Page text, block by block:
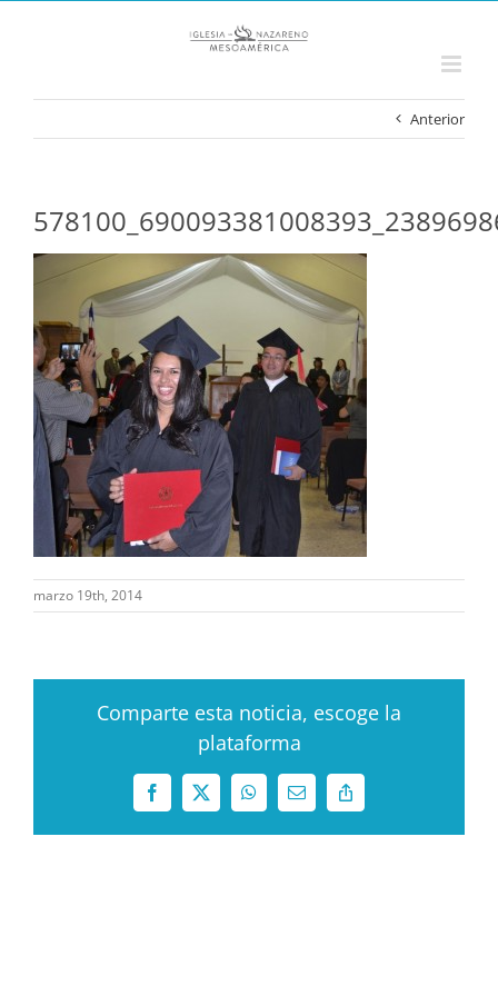
Anterior
marzo 19th, 2014
Comparte esta noticia, escoge la
plataforma
Facebook
X WhatsAppCorreo
electrónico
Copy
Link